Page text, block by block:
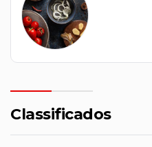
Classificados